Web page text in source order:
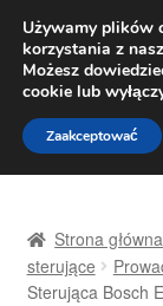
Pn.-
Przejdź
do
nawigacji
Przejdź
do
treści
Dostawa
Strona główna
sterujące
Sterująca Bosch
Używamy plików
korzystania z
Możesz
cookie lub
Zaakceptować